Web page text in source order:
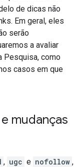
de dicas não
Em geral, eles
serão
a avaliar
Pesquisa, como
casos em que
mudanças
, ugc e nofollow ,